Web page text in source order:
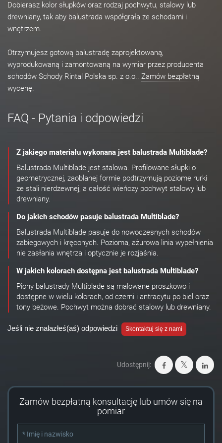
Dobierasz kolor słupków oraz rodzaj pochwytu, stalowy lub
drewniany, tak aby balustrada współgrała ze schodami i
wnętrzem.
Otrzymujesz gotową balustradę zaprojektowaną,
wyprodukowaną i zamontowaną na wymiar przez producenta
schodów Schody Rintal Polska sp. z o.o.. Zamów bezpłatną
wycenę.
FAQ - Pytania i odpowiedzi
Z jakiego materiału wykonana jest balustrada Multiblade?
Balustrada Multiblade jest stalowa. Profilowane słupki o
geometrycznej, zaoblanej formie podtrzymują poziome rurki
ze stali nierdzewnej, a całość wieńczy pochwyt stalowy lub
drewniany.
Do jakich schodów pasuje balustrada Multiblade?
Balustrada Multiblade pasuje do nowoczesnych schodów
zabiegowych i kręconych. Pozioma, ażurowa linia wypełnienia
nie zasłania wnętrza i optycznie je rozjaśnia.
W jakich kolorach dostępna jest balustrada Multiblade?
Piony balustrady Multiblade są malowane proszkowo i
dostępne w wielu kolorach, od czerni i antracytu po biel oraz
tony beżowe. Pochwyt można dobrać stalowy lub drewniany.
Jeśli nie znalazłeś(aś) odpowiedzi Skontaktuj się z nami
Udostępnij:
Zamów bezpłatną konsultację lub umów się na
pomiar